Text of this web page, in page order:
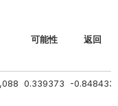
可能性 返回
0.339373 -0.848433